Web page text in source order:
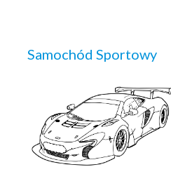
Samochód Sportowy